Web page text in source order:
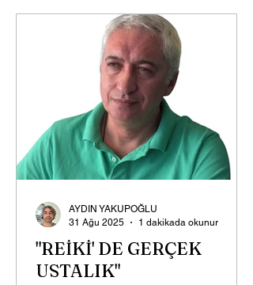
"REİKİ' DE GERÇEK
USTALIK"
AYDIN YAKUPOĞLU
31 Ağu 2025
1 dakikada okunur